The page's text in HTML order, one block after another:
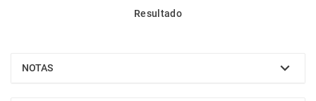
Resultado
NOTAS
MOSTRAR